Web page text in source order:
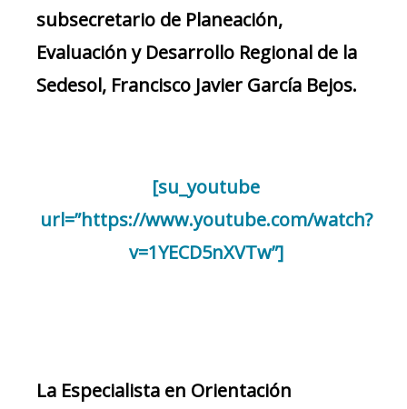
subsecretario de Planeación,
Evaluación y Desarrollo Regional de la
Sedesol, Francisco Javier García Bejos.
[su_youtube
url=”https://www.youtube.com/watch?
v=1YECD5nXVTw”]
La Especialista en Orientación